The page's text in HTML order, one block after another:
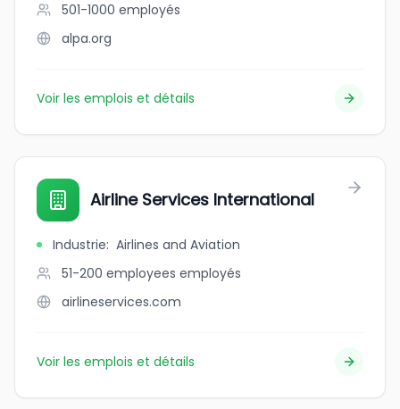
501-1000 employés
alpa.org
Voir les emplois et détails
Airline Services International
Industrie: Airlines and Aviation
51-200 employees employés
airlineservices.com
Voir les emplois et détails